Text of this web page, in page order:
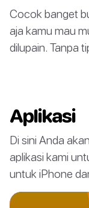
Cocok banget
aja kamu mau
dilupain. Tanpa
Aplikasi
Di sini Anda
aplikasi kami
untuk iPhone